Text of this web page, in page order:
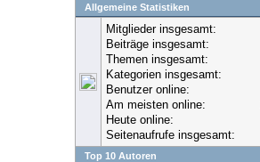
Allgemeine Statistiken
Mitglieder insgesamt:
Beiträge insgesamt:
Themen insgesamt:
Kategorien insgesamt:
Benutzer online:
Am meisten online:
Heute online:
Seitenaufrufe insgesamt:
Top 10 Autoren